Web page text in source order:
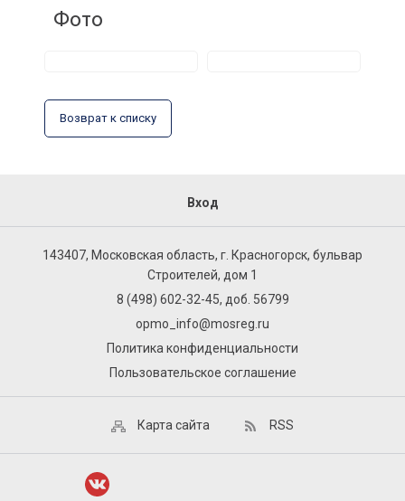
Фото
Возврат к списку
Вход
143407, Московская область, г. Красногорск, бульвар
Строителей, дом 1
8 (498) 602-32-45, доб. 56799
opmo_info@mosreg.ru
Политика конфиденциальности
Пользовательское соглашение
Карта сайта RSS